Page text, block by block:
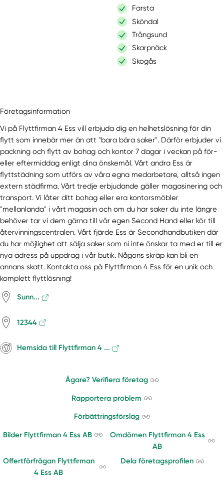
Farsta
Sköndal
Trångsund
Skarpnäck
Skogås
Företagsinformation
Vi på Flyttfirman 4 Ess vill erbjuda dig en helhetslösning för din
flytt som innebär mer än att "bara bära saker". Därför erbjuder vi
packning och flytt av bohag och kontor 7 dagar i veckan på för-
eller eftermiddag enligt dina önskemål. Vårt andra Ess är
flyttstädning som utförs av våra egna medarbetare, alltså ingen
extern städfirma. Vårt tredje erbjudande gäller magasinering och
transport. Vi låter ditt bohag eller era kontorsmöbler
"mellanlanda" i vårt magasin och om du har saker du inte längre
behöver tar vi dem gärna till vår egen Second Hand eller kör till
återvinningscentralen. Vårt fjärde Ess är Secondhandbutiken där
du har möjlighet att sälja saker som ni inte önskar ta med er till er
nya adress på uppdrag i vår butik. Någons skräp kan bli en
annans skatt. Kontakta oss på Flyttfirman 4 Ess för en unik och
komplett flyttlösning!
Sunn...
12344
Hemsida till Flyttfirman 4 ...
Ägare? Verifiera företag
Rapportera problem
Förbättringsförslag
Bilder Flyttfirman 4 Ess AB
Omdömen Flyttfirman 4 Ess
AB
Offertförfrågan Flyttfirman
4 Ess AB
Dela företagsprofilen